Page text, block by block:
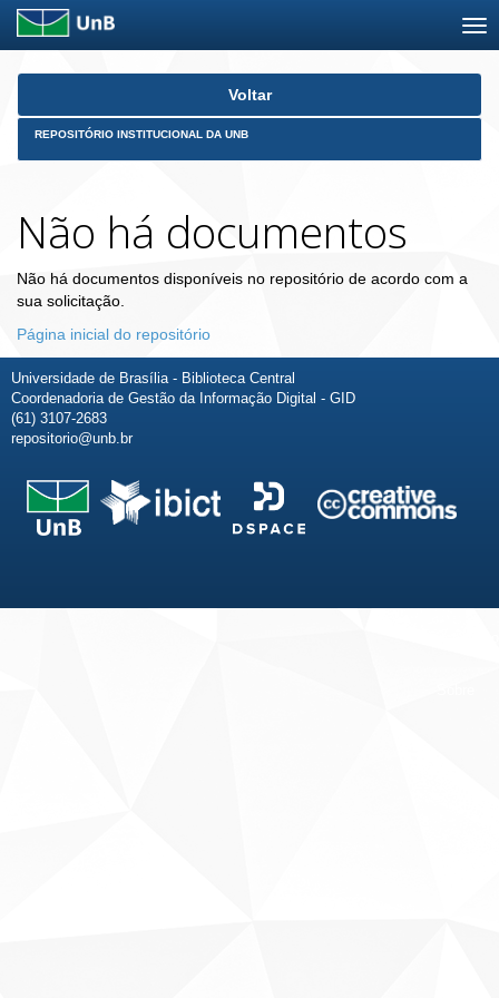
Skip
Voltar
REPOSITÓRIO INSTITUCIONAL DA UNB
Não há documentos
Não há documentos disponíveis no repositório de acordo com a
sua solicitação.
Página inicial do repositório
Universidade de Brasília - Biblioteca Central
Coordenadoria de Gestão da Informação Digital - GID
(61) 3107-2683
repositorio@unb.br